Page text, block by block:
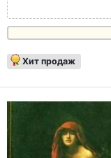
Хит продаж